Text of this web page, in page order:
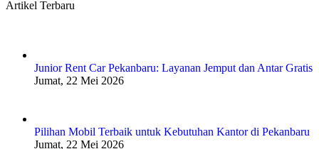
Artikel Terbaru
Junior Rent Car Pekanbaru: Layanan Jemput dan Antar Gratis
Jumat, 22 Mei 2026
Pilihan Mobil Terbaik untuk Kebutuhan Kantor di Pekanbaru
Jumat, 22 Mei 2026